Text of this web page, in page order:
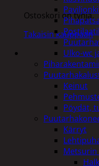
Ostoskori on tyhjä.
Takaisin kauppaan
Ulko-wc
Keinut
Pöydät,
Kärryt